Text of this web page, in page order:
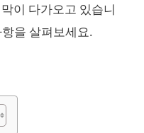
이 다가오고 있습니
을 살펴보세요.